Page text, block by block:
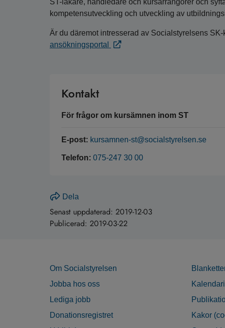
ST-läkare, handledare och kursarrangörer och
kompetensutveckling och utveckling av
Är du däremot intresserad av Socialstyrelsens
ansökningsportal
Kontakt
För frågor om kursämnen inom ST
E-post: kursamnen-st@socialstyrelsen.se
Telefon: 075-247 30 00
Dela
Senast uppdaterad: 2019-12-03
Publicerad: 2019-03-22
Om Socialstyrelsen
Jobba hos oss
Lediga jobb
Donationsregistret
Kakor